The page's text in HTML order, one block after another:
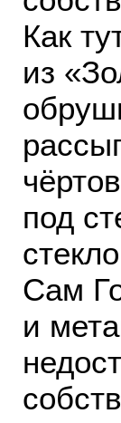
Как
из
под
Сам
и